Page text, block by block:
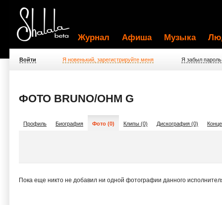
Журнал Афиша Музыка
Войти Я новенький, зарегистрируйте меня Я забыл пароль
ФОТО BRUNO/OHM G
Профиль Биография Фото (0) Клипы (0) Дискография (0)
Пока еще никто не добавил ни одной фотографии данного